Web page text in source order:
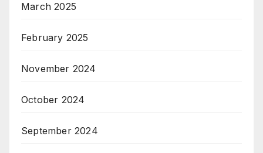
March 2025
February 2025
November 2024
October 2024
September 2024